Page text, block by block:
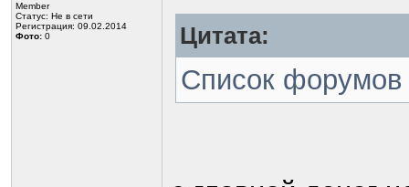
Member
Статус: Не в сети
Регистрация: 09.02.2014
Фото: 0 Цитата:
Список